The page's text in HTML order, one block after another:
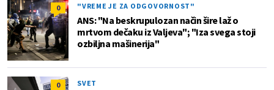
0 "VREME JE ZA ODGOVORNOST"
ANS: "Na beskrupulozan način šire laž o
mrtvom dečaku iz Valjeva"; "Iza svega stoji
ozbiljna mašinerija"
0 SVET